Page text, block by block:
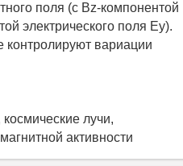
поля (с Bz-компонентой
электрического поля Ey).
контролируют вариации
лучи,
активности